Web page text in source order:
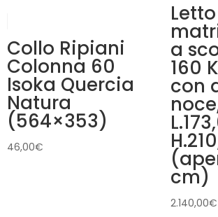
Collo Ripiani
Colonna 60
Isoka Quercia
Natura
(564×353)
46,00€
Letto
a
160
con
cm)
2.140,00€